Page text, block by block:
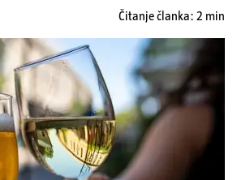
Čitanje članka: 2 min